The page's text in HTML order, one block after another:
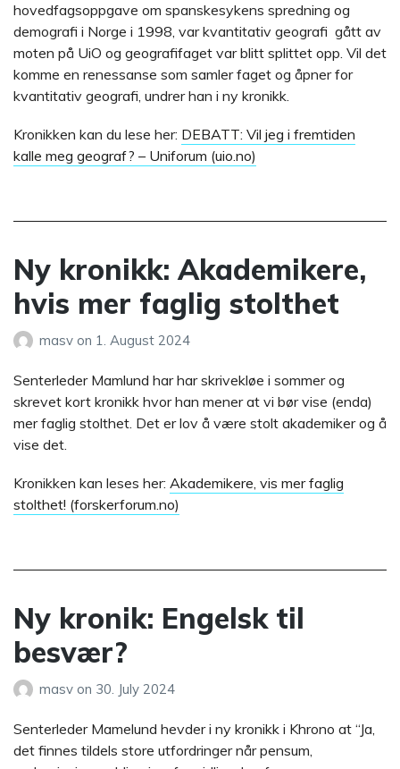
hovedfagsoppgave om spanskesykens spredning og
demografi i Norge i 1998, var kvantitativ geografi gått av
moten på UiO og geografifaget var blitt splittet opp. Vil det
komme en renessanse som samler faget og åpner for
kvantitativ geografi, undrer han i ny kronikk.
Kronikken kan du lese her: DEBATT: Vil jeg i fremtiden
kalle meg geograf? – Uniforum (uio.no)
Ny kronikk: Akademikere,
hvis mer faglig stolthet
masv on 1. August 2024
Senterleder Mamlund har har skrivekløe i sommer og
skrevet kort kronikk hvor han mener at vi bør vise (enda)
mer faglig stolthet. Det er lov å være stolt akademiker og å
vise det.
Kronikken kan leses her: Akademikere, vis mer faglig
stolthet! (forskerforum.no)
Ny kronik: Engelsk til
besvær?
masv on 30. July 2024
Senterleder Mamelund hevder i ny kronikk i Khrono at “Ja,
det finnes tildels store utfordringer når pensum,